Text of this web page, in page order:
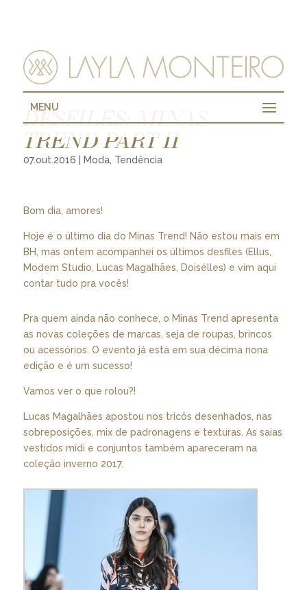
MENU
DESFILES: MINAS
TREND PART II
07.out.2016 Moda, Tendência
Bom dia, amores!
Hoje é o último dia do Minas Trend! Não estou mais em
BH, mas ontem acompanhei os últimos desfiles (Ellus,
Modem Studio, Lucas Magalhães, Doisélles) e vim aqui
contar tudo pra vocês!
Pra quem ainda não conhece, o Minas Trend apresenta
as novas coleções de marcas, seja de roupas, brincos
ou acessórios. O evento já está em sua décima nona
edição e é um sucesso!
Vamos ver o que rolou?!
Lucas Magalhães apostou nos tricôs desenhados, nas
sobreposições, mix de padronagens e texturas. As saias
vestidos mídi e conjuntos também apareceram na
coleção inverno 2017.